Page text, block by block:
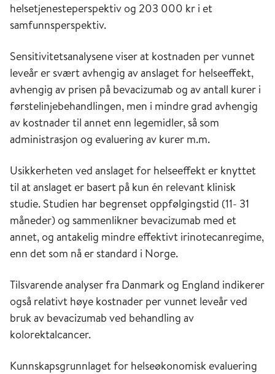
helsetjenesteperspektiv og 203 000 kr i et
samfunnsperspektiv.
Sensitivitetsanalysene viser at kostnaden per vunnet
leveår er svært avhengig av anslaget for helseeffekt,
avhengig av prisen på bevacizumab og av antall kurer i
førstelinjebehandlingen, men i mindre grad avhengig
av kostnader til annet enn legemidler, så som
administrasjon og evaluering av kurer m.m.
Usikkerheten ved anslaget for helseeffekt er knyttet
til at anslaget er basert på kun én relevant klinisk
studie. Studien har begrenset oppfølgingstid (11- 31
måneder) og sammenlikner bevacizumab med et
annet, og antakelig mindre effektivt irinotecanregime,
enn det som nå er standard i Norge.
Tilsvarende analyser fra Danmark og England indikerer
også relativt høye kostnader per vunnet leveår ved
bruk av bevacizumab ved behandling av
kolorektalcancer.
Kunnskapsgrunnlaget for helseøkonomisk evaluering